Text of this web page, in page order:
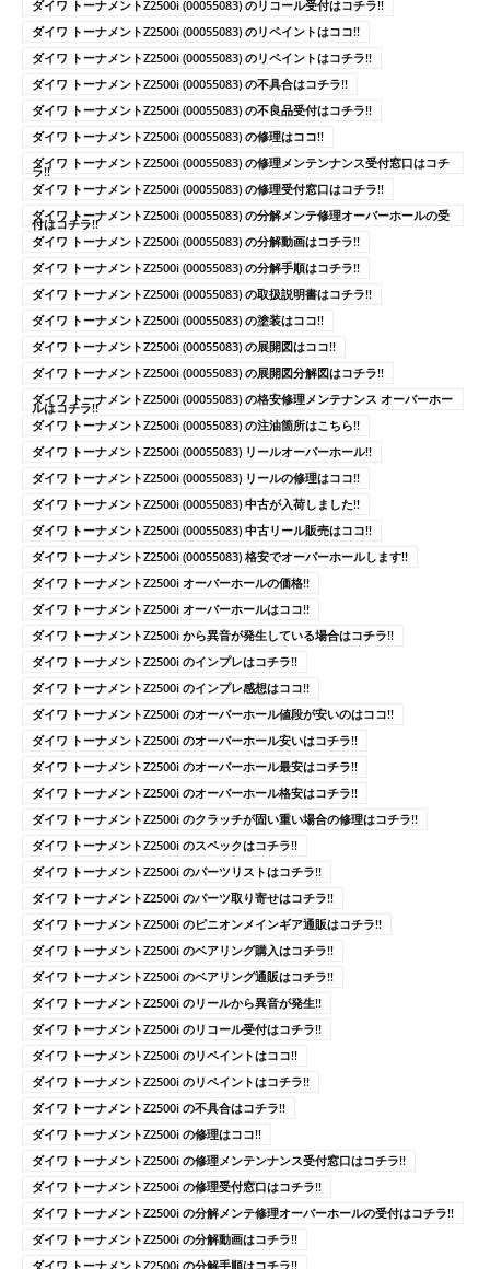
ダイワ トーナメントZ2500i (00055083) のリコール受付はコチラ!!
ダイワ トーナメントZ2500i (00055083) のリペイントはココ!!
ダイワ トーナメントZ2500i (00055083) のリペイントはコチラ!!
ダイワ トーナメントZ2500i (00055083) の不具合はコチラ!!
ダイワ トーナメントZ2500i (00055083) の不良品受付はコチラ!!
ダイワ トーナメントZ2500i (00055083) の修理はココ!!
ダイワ トーナメントZ2500i (00055083) の修理メンテンナンス受付窓口はコチ
ラ!!
ダイワ トーナメントZ2500i (00055083) の修理受付窓口はコチラ!!
ダイワ トーナメントZ2500i (00055083) の分解メンテ修理オーバーホールの受
付はコチラ!!
ダイワ トーナメントZ2500i (00055083) の分解動画はコチラ!!
ダイワ トーナメントZ2500i (00055083) の分解手順はコチラ!!
ダイワ トーナメントZ2500i (00055083) の取扱説明書はコチラ!!
ダイワ トーナメントZ2500i (00055083) の塗装はココ!!
ダイワ トーナメントZ2500i (00055083) の展開図はココ!!
ダイワ トーナメントZ2500i (00055083) の展開図分解図はコチラ!!
ダイワ トーナメントZ2500i (00055083) の格安修理メンテナンス オーバーホー
ルはコチラ!!
ダイワ トーナメントZ2500i (00055083) の注油箇所はこちら!!
ダイワ トーナメントZ2500i (00055083) リールオーバーホール!!
ダイワ トーナメントZ2500i (00055083) リールの修理はココ!!
ダイワ トーナメントZ2500i (00055083) 中古が入荷しました!!
ダイワ トーナメントZ2500i (00055083) 中古リール販売はココ!!
ダイワ トーナメントZ2500i (00055083) 格安でオーバーホールします!!
ダイワ トーナメントZ2500i オーバーホールの価格!!
ダイワ トーナメントZ2500i オーバーホールはココ!!
ダイワ トーナメントZ2500i から異音が発生している場合はコチラ!!
ダイワ トーナメントZ2500i のインプレはコチラ!!
ダイワ トーナメントZ2500i のインプレ感想はココ!!
ダイワ トーナメントZ2500i のオーバーホール値段が安いのはココ!!
ダイワ トーナメントZ2500i のオーバーホール安いはコチラ!!
ダイワ トーナメントZ2500i のオーバーホール最安はコチラ!!
ダイワ トーナメントZ2500i のオーバーホール格安はコチラ!!
ダイワ トーナメントZ2500i のクラッチが固い重い場合の修理はコチラ!!
ダイワ トーナメントZ2500i のスペックはコチラ!!
ダイワ トーナメントZ2500i のパーツリストはコチラ!!
ダイワ トーナメントZ2500i のパーツ取り寄せはコチラ!!
ダイワ トーナメントZ2500i のピニオンメインギア通販はコチラ!!
ダイワ トーナメントZ2500i のベアリング購入はコチラ!!
ダイワ トーナメントZ2500i のベアリング通販はコチラ!!
ダイワ トーナメントZ2500i のリールから異音が発生!!
ダイワ トーナメントZ2500i のリコール受付はコチラ!!
ダイワ トーナメントZ2500i のリペイントはココ!!
ダイワ トーナメントZ2500i のリペイントはコチラ!!
ダイワ トーナメントZ2500i の不具合はコチラ!!
ダイワ トーナメントZ2500i の修理はココ!!
ダイワ トーナメントZ2500i の修理メンテンナンス受付窓口はコチラ!!
ダイワ トーナメントZ2500i の修理受付窓口はコチラ!!
ダイワ トーナメントZ2500i の分解メンテ修理オーバーホールの受付はコチラ!!
ダイワ トーナメントZ2500i の分解動画はコチラ!!
ダイワ トーナメントZ2500i の分解手順はコチラ!!